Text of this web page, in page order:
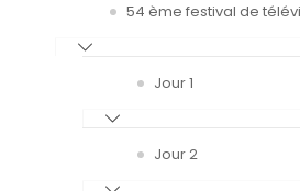
54 ème festival de
Jour 1
Jour 2